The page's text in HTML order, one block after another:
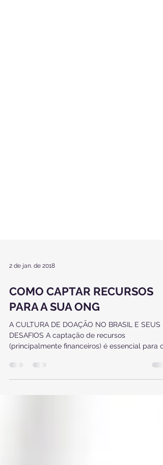
2 de jan. de 2018
COMO CAPTAR RECURSOS
PARA A SUA ONG
A CULTURA DE DOAÇÃO NO BRASIL E SEUS
funcionamento e...